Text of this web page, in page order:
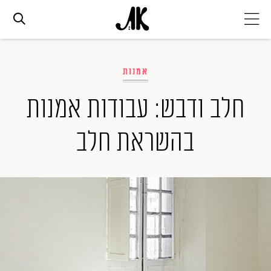
אופנה
ביוטי
סלבס
ערוצים נוספים
המגזין
אמנות
חלב ודבש: עבודות אמנות
בהשראת חלב